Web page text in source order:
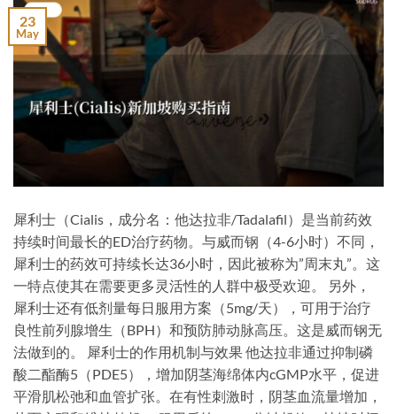
23
May
犀利士（Cialis，成分名：他达拉非/Tadalafil）是当前药效
持续时间最长的ED治疗药物。与威而钢（4-6小时）不同，
犀利士的药效可持续长达36小时，因此被称为”周末丸”。这
一特点使其在需要更多灵活性的人群中极受欢迎。 另外，
犀利士还有低剂量每日服用方案（5mg/天），可用于治疗
良性前列腺增生（BPH）和预防肺动脉高压。这是威而钢无
法做到的。 犀利士的作用机制与效果 他达拉非通过抑制磷
酸二酯酶5（PDE5），增加阴茎海绵体内cGMP水平，促进
平滑肌松弛和血管扩张。在有性刺激时，阴茎血流量增加，